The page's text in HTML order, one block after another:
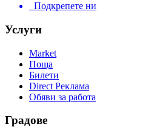
Подкрепете ни
Услуги
Market
Поща
Билети
Direct Реклама
Обяви за работа
Градове